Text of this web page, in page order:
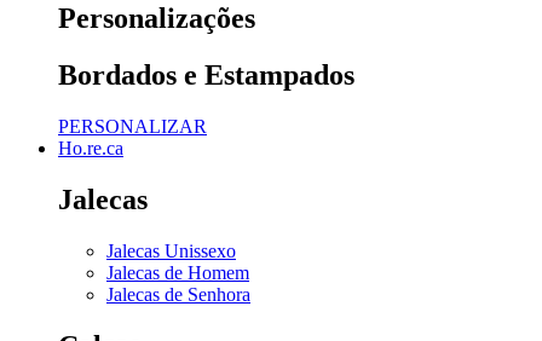
Personalizações
Bordados e Estampados
PERSONALIZAR
Ho.re.ca
Jalecas
Jalecas Unissexo
Jalecas de Homem
Jalecas de Senhora